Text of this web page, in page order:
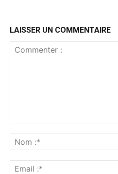
LAISSER UN COMMENTAIRE